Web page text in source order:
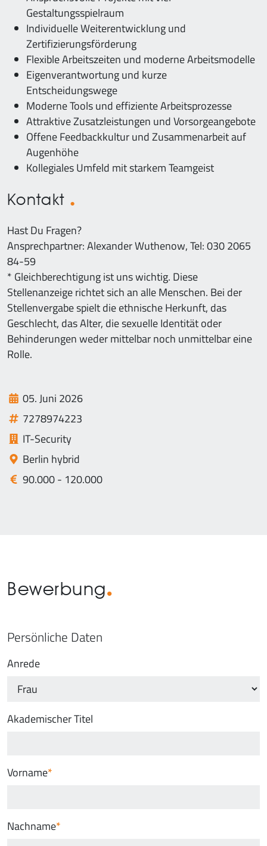
Gestaltungsspielraum
Individuelle Weiterentwicklung und
Zertifizierungsförderung
Flexible Arbeitszeiten und moderne Arbeitsmodelle
Eigenverantwortung und kurze
Entscheidungswege
Moderne Tools und effiziente Arbeitsprozesse
Attraktive Zusatzleistungen und Vorsorgeangebote
Offene Feedbackkultur und Zusammenarbeit auf
Augenhöhe
Kollegiales Umfeld mit starkem Teamgeist
Kontakt
Hast Du Fragen?
Ansprechpartner: Alexander Wuthenow, Tel: 030 2065
84-59
* Gleichberechtigung ist uns wichtig. Diese
Stellenanzeige richtet sich an alle Menschen. Bei der
Stellenvergabe spielt die ethnische Herkunft, das
Geschlecht, das Alter, die sexuelle Identität oder
Behinderungen weder mittelbar noch unmittelbar eine
Rolle.
05. Juni 2026
7278974223
IT-Security
Berlin hybrid
90.000 - 120.000
Bewerbung
Persönliche Daten
Anrede
Akademischer Titel
Vorname
Nachname